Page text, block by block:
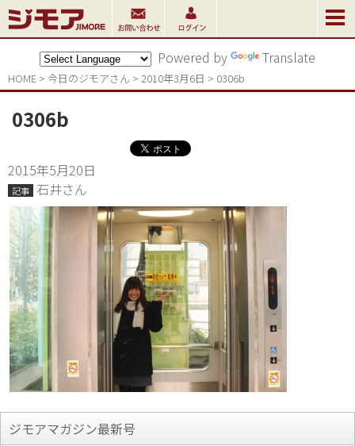
Powered by Translate
HOME > 今日のジモアさん > 2010年3月6日 > 0306b
0306b
2015年5月20日
記事 石井さん
ジモアマガジン最新号